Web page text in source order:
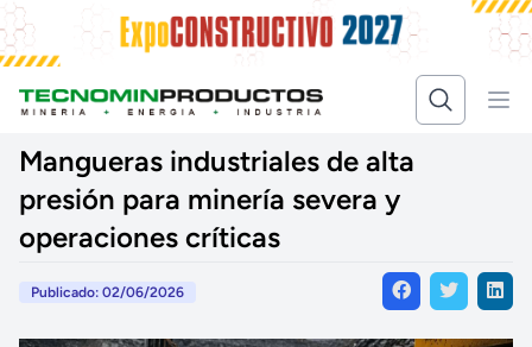
Mangueras industriales de alta
presión para minería severa y
operaciones críticas
Publicado: 02/06/2026